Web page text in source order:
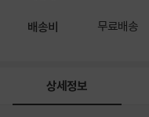
배송비 무료배송
상세정보